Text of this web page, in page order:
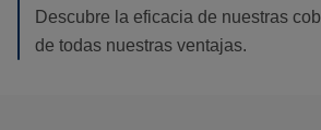
Descubre la eficacia de nuestras
de todas nuestras ventajas.